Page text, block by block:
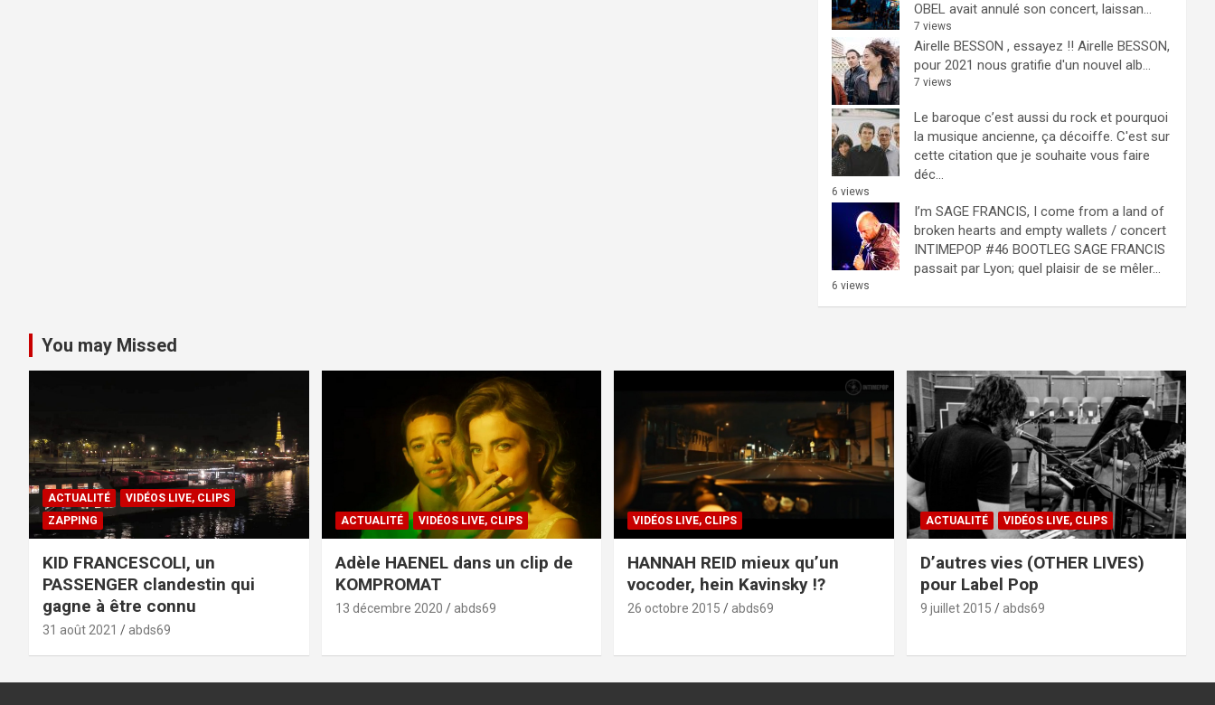
OBEL avait annulé son concert, laissan...
7 views
Airelle BESSON , essayez !! Airelle BESSON,
pour 2021 nous gratifie d'un nouvel alb...
7 views
Le baroque c’est aussi du rock et pourquoi
la musique ancienne, ça décoiffe. C'est sur
cette citation que je souhaite vous faire
déc...
6 views
I’m SAGE FRANCIS, I come from a land of
broken hearts and empty wallets / concert
INTIMEPOP #46 BOOTLEG SAGE FRANCIS
passait par Lyon; quel plaisir de se mêler...
6 views
You may Missed
ACTUALITÉ
VIDÉOS LIVE, CLIPS
ZAPPING
KID FRANCESCOLI, un
PASSENGER clandestin qui
gagne à être connu
31 août 2021 abds69
ACTUALITÉ VIDÉOS LIVE, CLIPS
Adèle HAENEL dans un clip de
KOMPROMAT
13 décembre 2020 abds69
VIDÉOS LIVE, CLIPS
HANNAH REID mieux qu’un
vocoder, hein Kavinsky !?
26 octobre 2015 abds69
ACTUALITÉ VIDÉOS LIVE, CLIPS
D’autres vies (OTHER LIVES)
pour Label Pop
9 juillet 2015 abds69